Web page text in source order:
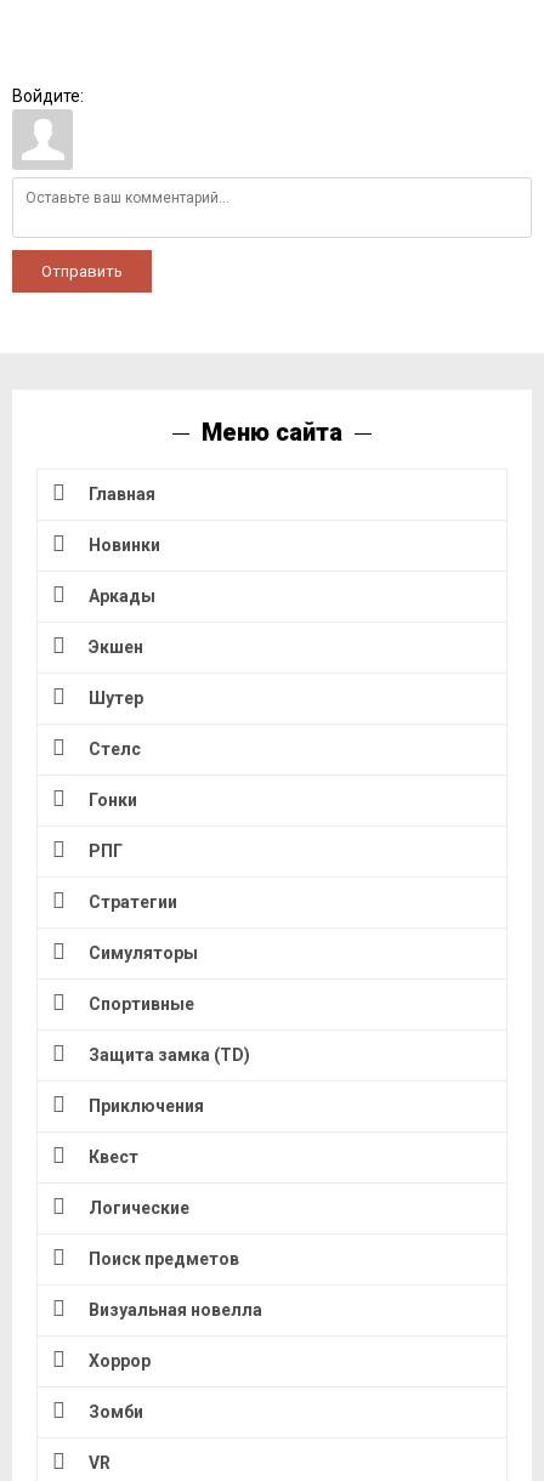
Войдите:
Отправить
Меню сайта
Главная
Новинки
Аркады
Экшен
Шутер
Стелс
Гонки
РПГ
Стратегии
Симуляторы
Спортивные
Защита замка (TD)
Приключения
Квест
Логические
Поиск предметов
Визуальная новелла
Хоррор
Зомби
VR